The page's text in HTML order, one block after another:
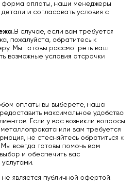
форма оплаты, наши менеджеры
детали и согласовать условия с
В случае, если вам требуется
пожалуйста, обратитесь к
Мы готовы рассмотреть ваш
возможные условия отсрочки
оплаты вы выберете, наша
максимальное удобство
Если у вас возникли вопросы
или вам требуется
не стесняйтесь обратиться к
всегда готовы помочь вам
и обеспечить вас
является публичной офертой.